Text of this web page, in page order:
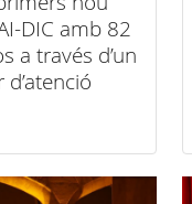
DIC amb 82
a través d’un